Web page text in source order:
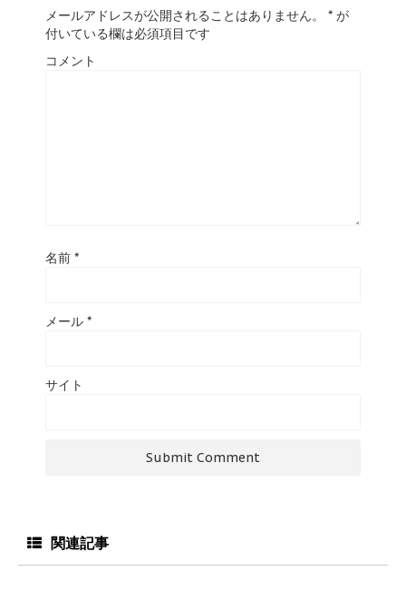
メールアドレスが公開されることはありません。 * が
付いている欄は必須項目です
コメント
名前 *
メール *
サイト
関連記事